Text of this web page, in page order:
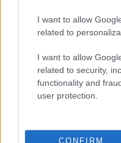
I want to allow
related to
I want to allow
related to security,
functionality and
user protection.
CONFIRM